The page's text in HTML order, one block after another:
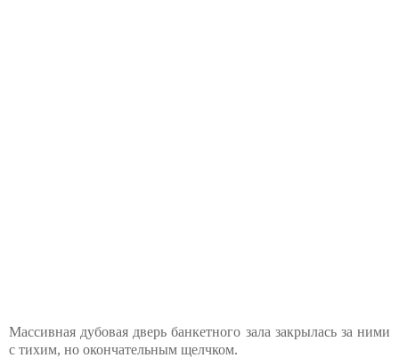
Массивная дубовая дверь банкетного зала закрылась за ними
с тихим, но окончательным щелчком.